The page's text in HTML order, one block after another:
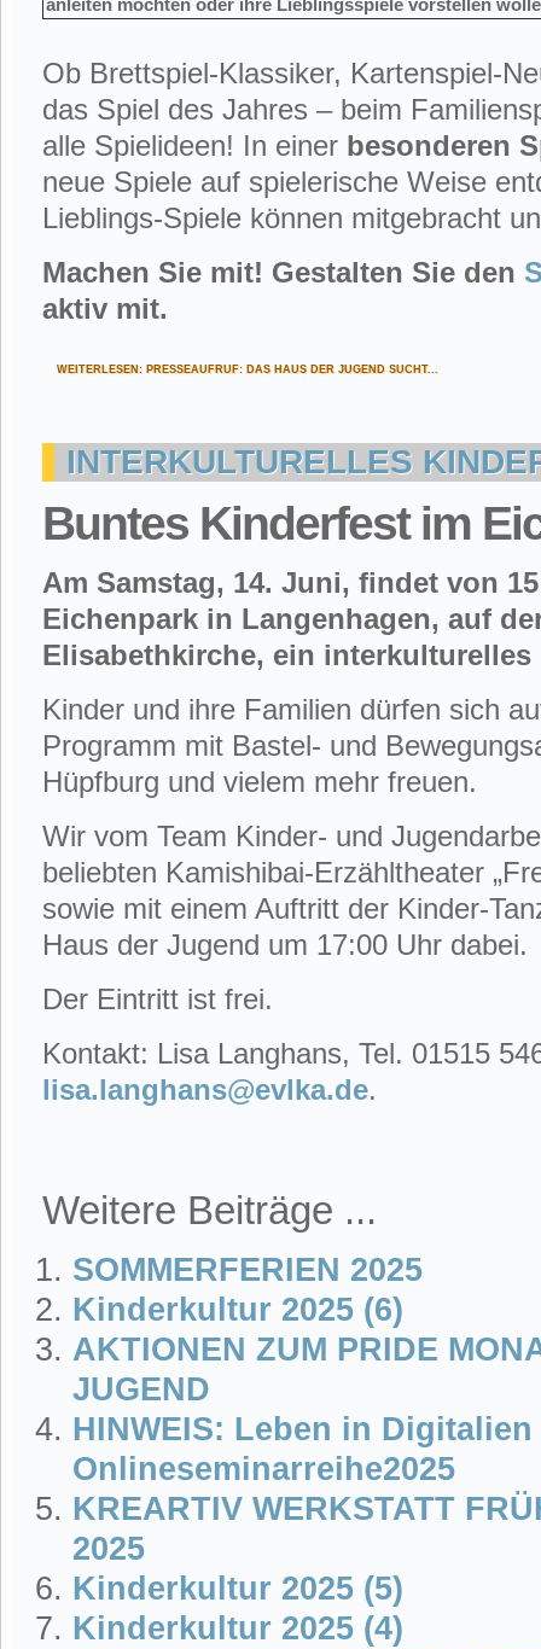
anleiten möchten oder ihre Lieblingsspiele vorstellen
Ob Brettspiel-Klassiker, Kartenspiel-
das Spiel des Jahres – beim
alle Spielideen! In einer besonderen
neue Spiele auf spielerische Weise
Lieblings-Spiele können mitgebracht
Machen Sie mit! Gestalten Sie den
aktiv mit.
WEITERLESEN: PRESSEAUFRUF: DAS HAUS DER JUGEND SUCHT...
INTERKULTURELLES
Buntes Kinderfest im
Am Samstag, 14. Juni, findet von
Eichenpark in Langenhagen, auf
Elisabethkirche, ein
Kinder und ihre Familien dürfen sich
Programm mit Bastel- und
Hüpfburg und vielem mehr freuen.
Wir vom Team Kinder- und
beliebten Kamishibai-Erzähltheater
sowie mit einem Auftritt der Kinder-
Haus der Jugend um 17:00 Uhr dabei.
Der Eintritt ist frei.
Kontakt: Lisa Langhans, Tel. 01515
lisa.langhans@evlka.de.
Weitere Beiträge ...
SOMMERFERIEN 2025
Kinderkultur 2025 (6)
AKTIONEN ZUM PRIDE
JUGEND
HINWEIS: Leben in Digitalien
Onlineseminarreihe2025
KREARTIV WERKSTATT
2025
Kinderkultur 2025 (5)
Kinderkultur 2025 (4)